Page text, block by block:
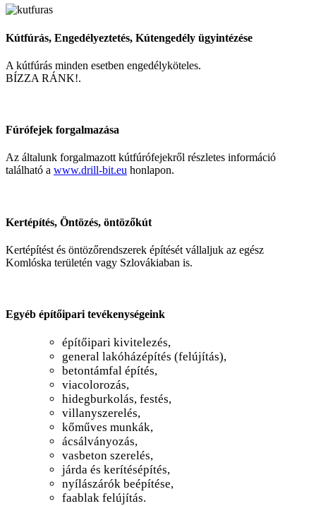
Kútfúrás, Engedélyeztetés, Kútengedély ügyintézése
A kútfúrás minden esetben engedélyköteles.
BÍZZA RÁNK!.
Fúrófejek forgalmazása
Az általunk forgalmazott kútfúrófejekről részletes információ
található a www.drill-bit.eu honlapon.
Kertépítés, Öntözés, öntözőkút
Kertépítést és öntözőrendszerek építését vállaljuk az egész
Komlóska területén vagy Szlovákiaban is.
Egyéb építőipari tevékenységeink
építőipari kivitelezés,
general lakóházépítés (felújítás),
betontámfal építés,
viacolorozás,
hidegburkolás, festés,
villanyszerelés,
kőműves munkák,
ácsálványozás,
vasbeton szerelés,
járda és kerítésépítés,
nyílászárók beépítése,
faablak felújítás.